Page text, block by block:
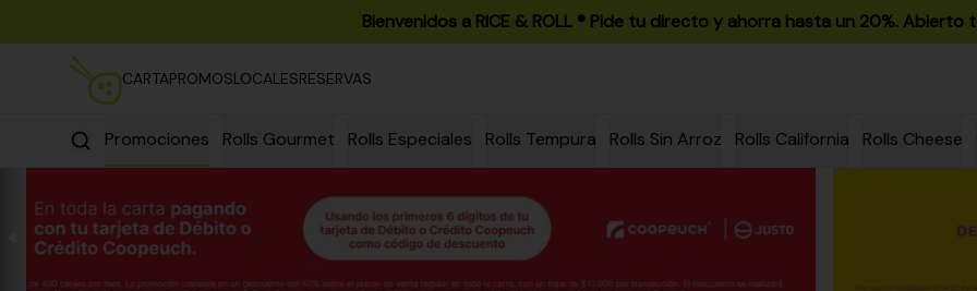
Bienvenidos a RICE & ROLL ®️ Pide tu directo y ahorra hasta un 20%. Abierto
CARTAPROMOSLOCALESRESERVAS
almorzar! Promociones Rolls Gourmet Rolls Especiales Rolls Tempura Rolls Sin Arroz Rolls California Rolls Cheese